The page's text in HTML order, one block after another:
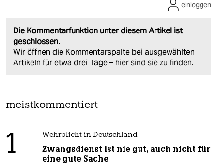
Die Kommentarfunktion unter diesem Artikel ist
geschlossen.
Wir öffnen die Kommentarspalte bei ausgewählten
Artikeln für etwa drei Tage – hier sind sie zu finden.
einloggen
meistkommentiert
1 Wehrplicht in Deutschland
Zwangsdienst ist nie gut, auch nicht für
eine gute Sache